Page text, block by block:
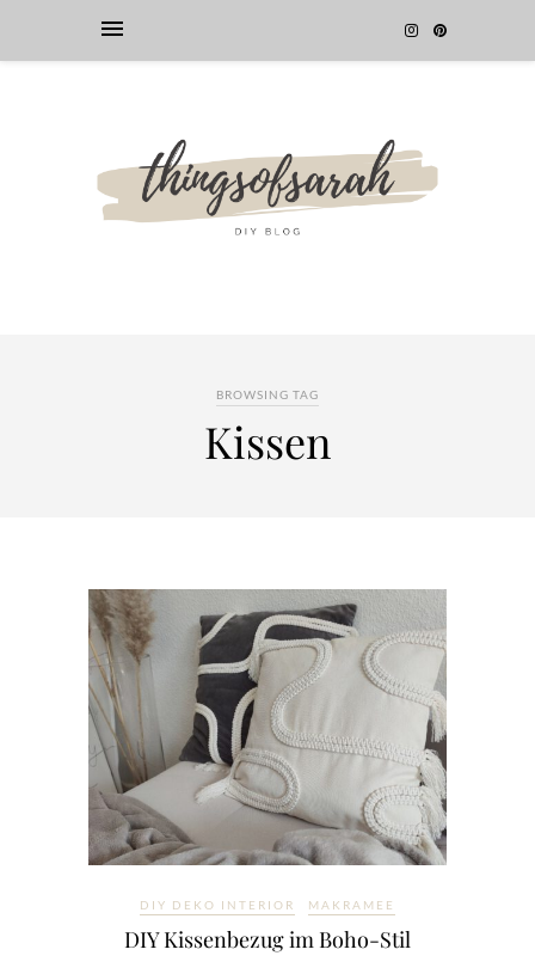
BROWSING TAG
Kissen
DIY DEKO INTERIOR MAKRAMEE
DIY Kissenbezug im Boho-Stil